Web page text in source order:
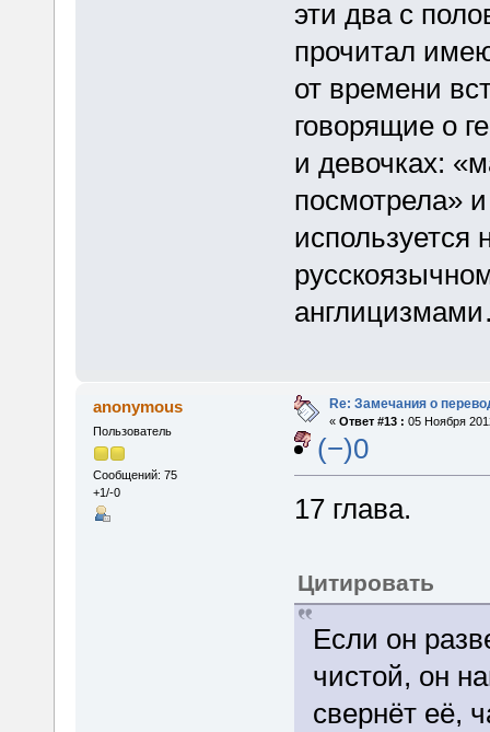
эти два с
прочитал
от времени
говорящие о
и девочках:
посмотрела»
используется
anonymous
Пользователь
Сообщений: 75
+1/-0
Re: Замечания о
« Ответ #13 : 05 Ноября
(−)0
17 глава.
Цитировать
Если он
чистой, он
свернёт её,